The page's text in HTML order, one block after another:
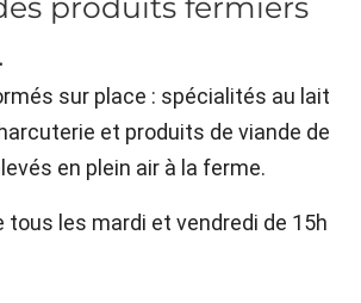
produits fermiers
sur place : spécialités au lait
et produits de viande de
en plein air à la ferme.
tous les mardi et vendredi de 15h